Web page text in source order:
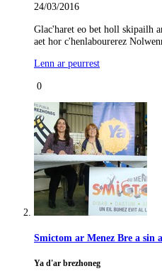
24/03/2016
Glac'haret eo bet holl skipailh
aet hor c'henlabourerez
Lenn ar peurrest
0
Smictom ar Menez Bre a sin
Ya d'ar brezhoneg